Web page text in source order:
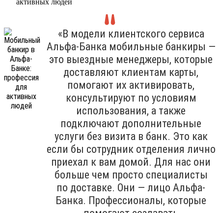
«В модели клиентского сервиса
Альфа-Банка мобильные банкиры —
это выездные менеджеры, которые
доставляют клиентам карты,
помогают их активировать,
консультируют по условиям
использования, а также
подключают дополнительные
услуги без визита в банк. Это как
если бы сотрудник отделения лично
приехал к вам домой. Для нас они
больше чем просто специалисты
по доставке. Они — лицо Альфа-
Банка. Профессионалы, которые